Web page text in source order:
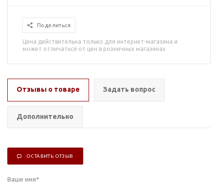
Поделиться
Цена действительна только для интернет-магазина и
может отличаться от цен в розничных магазинах
Отзывы о товаре Задать вопрос
Дополнительно
ОСТАВИТЬ ОТЗЫВ
Ваше имя*